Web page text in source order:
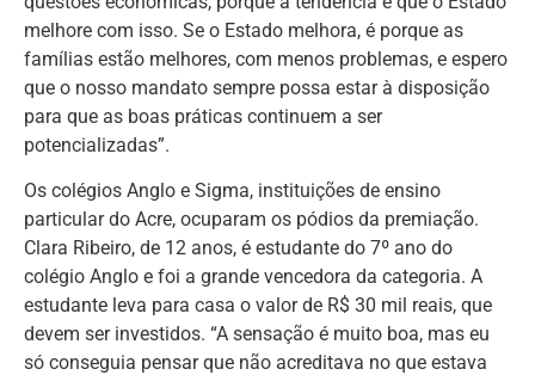
melhore com isso. Se o Estado melhora, é porque as
famílias estão melhores, com menos problemas, e espero
que o nosso mandato sempre possa estar à disposição
para que as boas práticas continuem a ser
potencializadas”.
Os colégios Anglo e Sigma, instituições de ensino
particular do Acre, ocuparam os pódios da premiação.
Clara Ribeiro, de 12 anos, é estudante do 7º ano do
colégio Anglo e foi a grande vencedora da categoria. A
estudante leva para casa o valor de R$ 30 mil reais, que
devem ser investidos. “A sensação é muito boa, mas eu
só conseguia pensar que não acreditava no que estava